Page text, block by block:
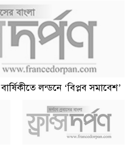
লন্ডনে ‘বিপ্লব সমাবেশ’